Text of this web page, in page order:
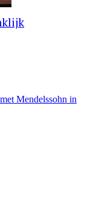
Mendelssohn in